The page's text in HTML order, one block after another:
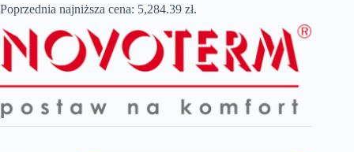
5,284.39 zł.
2,990.00 zł.
Poprzednia najniższa cena: 5,284.39 zł.